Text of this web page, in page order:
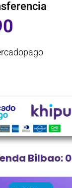
Bilbao: 0